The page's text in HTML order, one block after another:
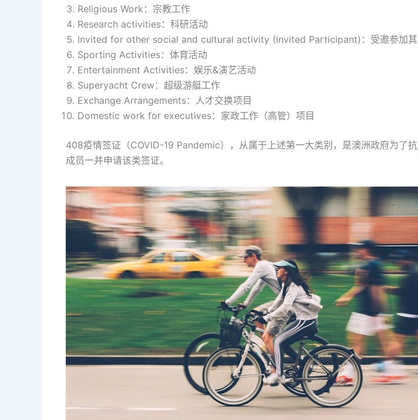
Religious Work：宗教工作
Research activities：科研活动
Invited for other social and cultural activity (Invited Participant)：受邀参加其
Sporting Activities：体育活动
Entertainment Activities：娱乐&演艺活动
Superyacht Crew：超级游艇工作
Exchange Arrangements：人才交换项目
Domestic work for executives：家政工作（高管）项目
408疫情签证（COVID-19 Pandemic），从属于上述第一大类别，是澳洲政府为了
成员一并申请该类签证。